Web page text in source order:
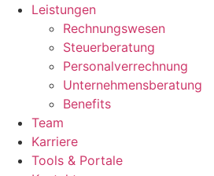
Leistungen
Rechnungswesen
Steuerberatung
Personalverrechnung
Unternehmensberatung
Benefits
Team
Karriere
Tools & Portale